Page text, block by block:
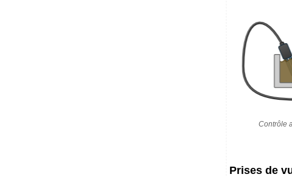
Contrôle
Prises de